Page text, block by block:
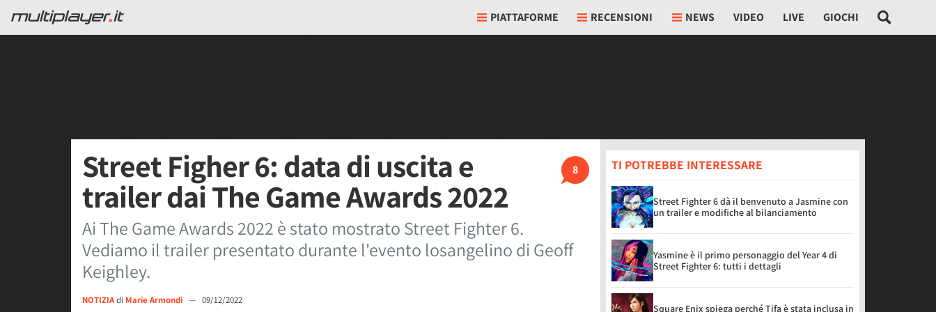
PIATTAFORME RECENSIONI NEWS VIDEO LIVE GIOCHI
8
Street Figher 6: data di uscita e
trailer dai The Game Awards 2022
Ai The Game Awards 2022 è stato mostrato Street Fighter 6.
Vediamo il trailer presentato durante l'evento losangelino di Geoff
Keighley.
NOTIZIAdi Marie Armondi — 09/12/2022
TI POTREBBE INTERESSARE
Street Fighter 6 dà il benvenuto a Jasmine con
un trailer e modifiche al bilanciamento
Yasmine è il primo personaggio del Year 4 di
Street Fighter 6: tutti i dettagli
Square Enix spiega perché Tifa è stata inclusa in